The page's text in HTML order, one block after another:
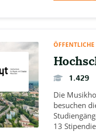
1.429
Die
besuchen
13